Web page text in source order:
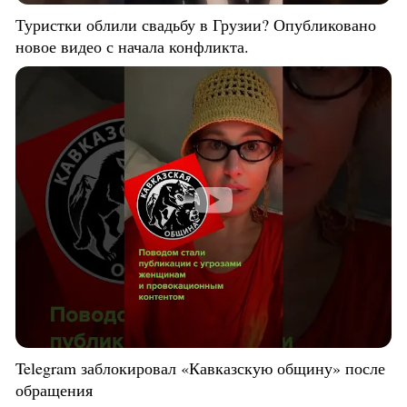
Туристки облили свадьбу в Грузии? Опубликовано
новое видео с начала конфликта.
Telegram заблокировал «Кавказскую общину» после
обращения